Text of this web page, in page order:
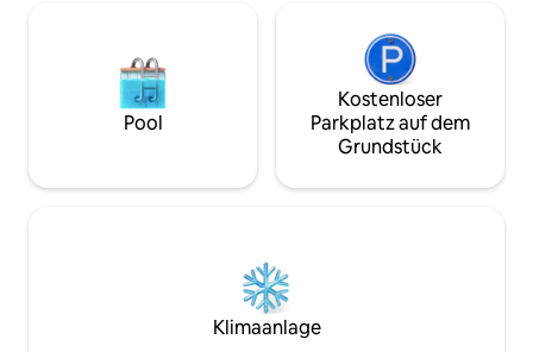
Pool
Kostenloser
Parkplatz auf dem
Grundstück
Klimaanlage